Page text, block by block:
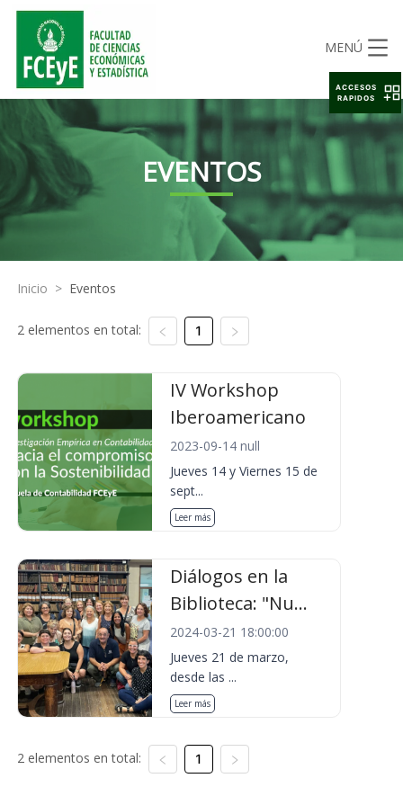
MENÚ
EVENTOS
Inicio > Eventos
2 elementos en total: 1
IV Workshop
Iberoamericano
2023-09-14 null
Jueves 14 y Viernes 15 de
sept...
Leer más
Diálogos en la
Biblioteca: "Nu...
2024-03-21 18:00:00
Jueves 21 de marzo,
desde las ...
Leer más
2 elementos en total: 1
ACCESOS
RAPIDOS